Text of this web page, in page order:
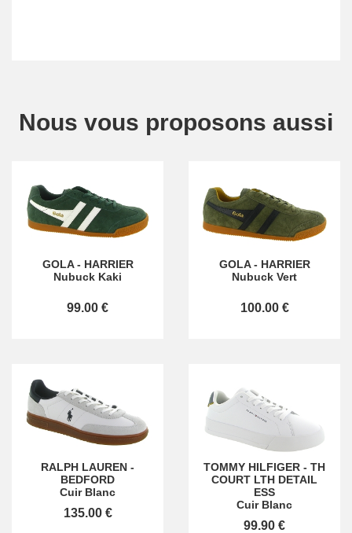
Nous vous proposons aussi
GOLA- HARRIER
Nubuck Kaki
99.00 €
GOLA- HARRIER
Nubuck Vert
100.00 €
RALPH LAUREN -
BEDFORD
Cuir Blanc
135.00 €
TOMMY HILFIGER - TH
COURT LTH DETAIL
ESS
Cuir Blanc
99.90 €